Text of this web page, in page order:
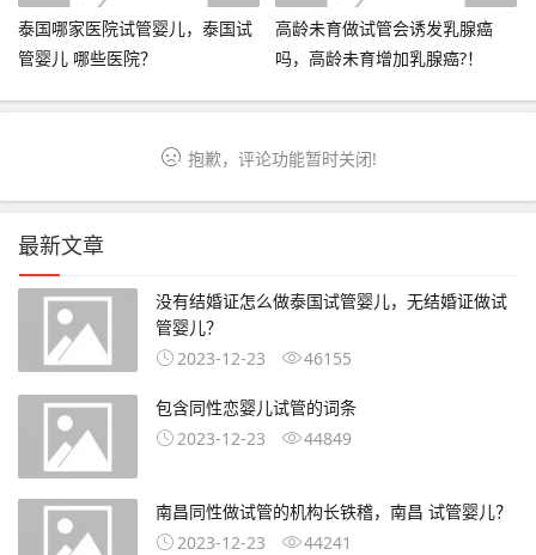
泰国哪家医院试管婴儿，泰国试
管婴儿 哪些医院？
高龄未育做试管会诱发乳腺癌
吗，高龄未育增加乳腺癌?！
抱歉，评论功能暂时关闭!
最新文章
没有结婚证怎么做泰国试管婴儿，无结婚证做试
管婴儿？
2023-12-23
46155
包含同性恋婴儿试管的词条
2023-12-23
44849
南昌同性做试管的机构长铁稽，南昌 试管婴儿？
2023-12-23
44241